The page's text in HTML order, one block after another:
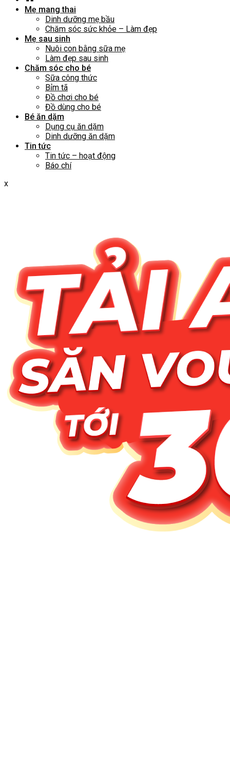
Mẹ mang thai
Dinh dưỡng mẹ bầu
Chăm sóc sức khỏe – Làm đẹp
Mẹ sau sinh
Nuôi con bằng sữa mẹ
Làm đẹp sau sinh
Chăm sóc cho bé
Sữa công thức
Bỉm tã
Đồ chơi cho bé
Đồ dùng cho bé
Bé ăn dặm
Dụng cụ ăn dặm
Dinh dưỡng ăn dặm
Tin tức
Tin tức – hoạt động
Báo chí
x